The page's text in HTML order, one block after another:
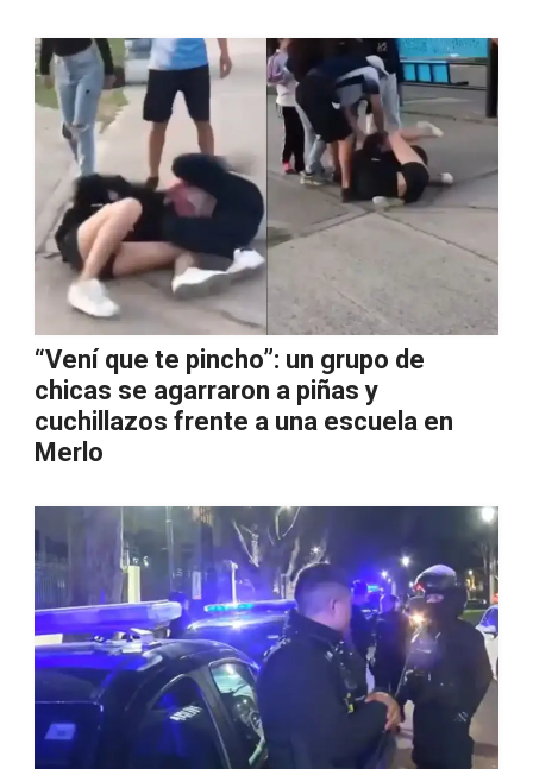
“Vení que te pincho”: un grupo de
chicas se agarraron a piñas y
cuchillazos frente a una escuela en
Merlo